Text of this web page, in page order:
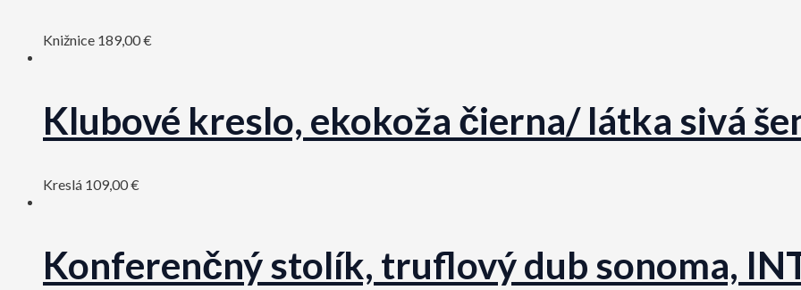
Knižnice 189,00€
Klubové kreslo, ekokoža čierna/ látka sivá
Kreslá 109,00€
Konferenčný stolík, truflový dub sonoma,